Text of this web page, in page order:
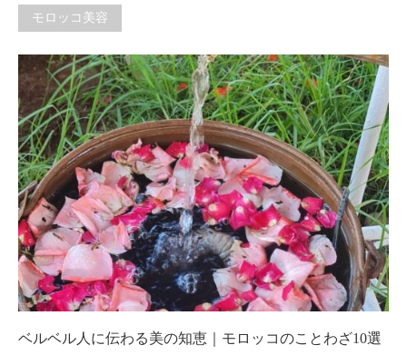
モロッコ美容
ベルベル人に伝わる美の知恵｜モロッコのことわざ10選